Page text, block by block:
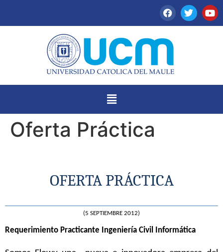
Oferta Práctica
OFERTA PRÁCTICA
(5 SEPTIEMBRE 2012)
Requerimiento Practicante Ingeniería Civil Informática